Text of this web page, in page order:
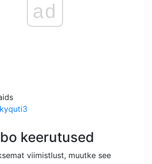
ad
keerutused
viimistlust, muutke see